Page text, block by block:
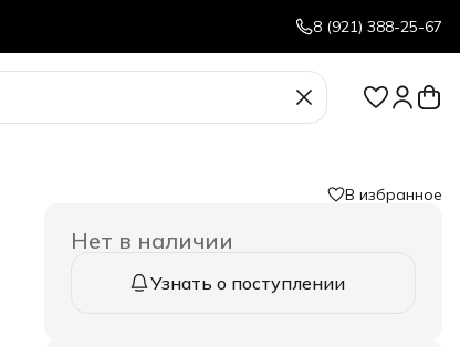
8 (921) 388-25-67
В избранное
Нет в наличии
Узнать о поступлении